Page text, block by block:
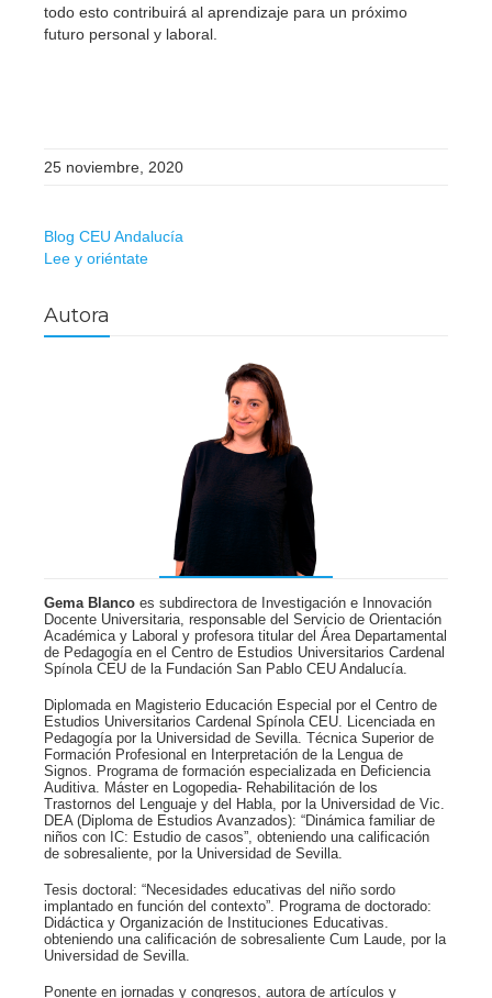
todo esto contribuirá al aprendizaje para un próximo
futuro personal y laboral.
25 noviembre, 2020
Blog CEU Andalucía
Lee y oriéntate
Autora
Gema Blanco es subdirectora de Investigación e Innovación
Docente Universitaria, responsable del Servicio de Orientación
Académica y Laboral y profesora titular del Área Departamental
de Pedagogía en el Centro de Estudios Universitarios Cardenal
Spínola CEU de la Fundación San Pablo CEU Andalucía.
Diplomada en Magisterio Educación Especial por el Centro de
Estudios Universitarios Cardenal Spínola CEU. Licenciada en
Pedagogía por la Universidad de Sevilla. Técnica Superior de
Formación Profesional en Interpretación de la Lengua de
Signos. Programa de formación especializada en Deficiencia
Auditiva. Máster en Logopedia- Rehabilitación de los
Trastornos del Lenguaje y del Habla, por la Universidad de Vic.
DEA (Diploma de Estudios Avanzados): “Dinámica familiar de
niños con IC: Estudio de casos”, obteniendo una calificación
de sobresaliente, por la Universidad de Sevilla.
Tesis doctoral: “Necesidades educativas del niño sordo
implantado en función del contexto”. Programa de doctorado:
Didáctica y Organización de Instituciones Educativas.
obteniendo una calificación de sobresaliente Cum Laude, por la
Universidad de Sevilla.
Ponente en jornadas y congresos, autora de artículos y